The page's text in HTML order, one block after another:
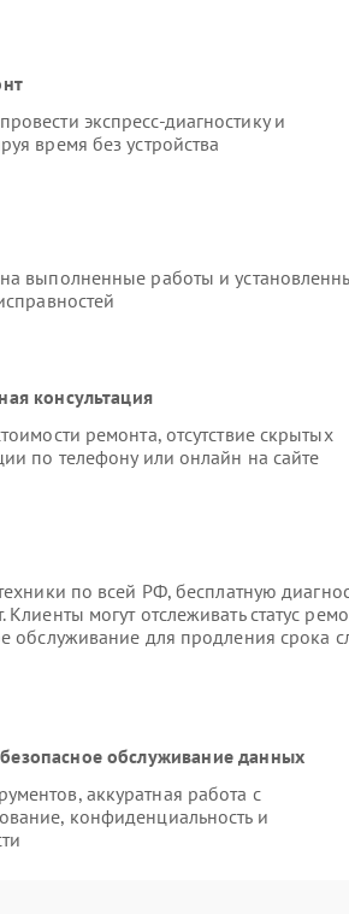
экспресс-диагностику и
время без устройства
выполненные работы и
консультация
ремонта, отсутствие скрытых
по телефону или онлайн на сайте
по всей РФ, бесплатную
могут отслеживать статус
обслуживание для продления срока
обслуживание данных
аккуратная работа с
конфиденциальность и